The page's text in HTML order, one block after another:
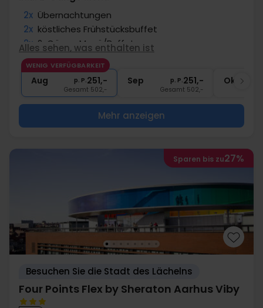
2x Übernachtungen
2x köstliches Frühstücksbuffet
2x 2-Gänge Menü/Buffet
2x Kaffee zum Mitnehmen
∞ Zentrale Lage
Alles sehen, was enthalten ist
WENIG VERFÜGBARKEIT
Aug p. P.251,-
Gesamt 502,-
Sep p. P.251,-
Gesamt 502,-
Okt
Mehr anzeigen
Sparen bis zu27%
Besuchen Sie die Stadt des Lächelns
Four Points Flex by Sheraton Aarhus Viby